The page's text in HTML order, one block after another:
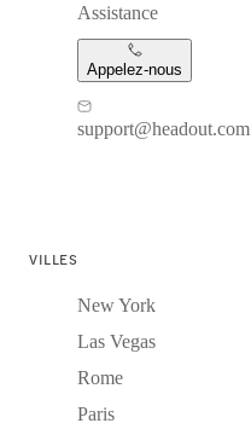
Assistance
Appelez-nous
support@headout.com
VILLES
New York
Las Vegas
Rome
Paris